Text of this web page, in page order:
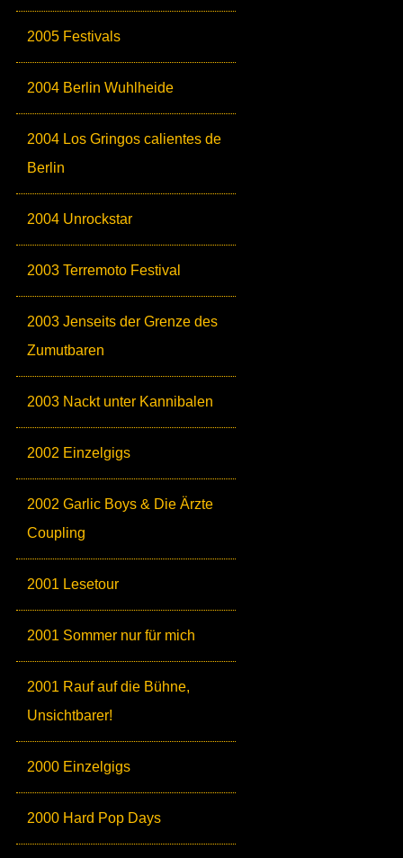
2005 Festivals
2004 Berlin Wuhlheide
2004 Los Gringos calientes de
Berlin
2004 Unrockstar
2003 Terremoto Festival
2003 Jenseits der Grenze des
Zumutbaren
2003 Nackt unter Kannibalen
2002 Einzelgigs
2002 Garlic Boys & Die Ärzte
Coupling
2001 Lesetour
2001 Sommer nur für mich
2001 Rauf auf die Bühne,
Unsichtbarer!
2000 Einzelgigs
2000 Hard Pop Days